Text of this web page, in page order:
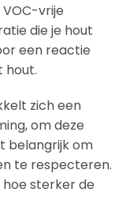
VOC-vrije
die je hout
een reactie
hout.
zich een
om deze
belangrijk om
te respecteren.
hoe sterker de